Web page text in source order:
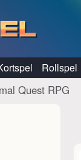
Rollspel
Quest RPG